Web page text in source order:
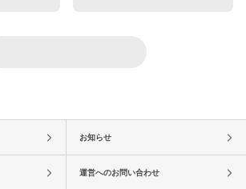
お知らせ
運営へのお問い合わせ